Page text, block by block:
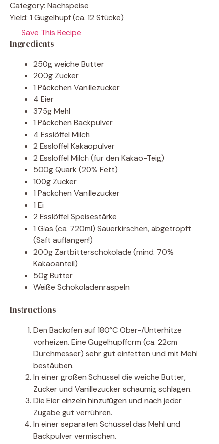
Category: Nachspeise
Yield: 1 Gugelhupf (ca. 12 Stücke)
Save This Recipe
Ingredients
250g weiche Butter
200g Zucker
1 Päckchen Vanillezucker
4 Eier
375g Mehl
1 Päckchen Backpulver
4 Esslöffel Milch
2 Esslöffel Kakaopulver
2 Esslöffel Milch (für den Kakao-Teig)
500g Quark (20% Fett)
100g Zucker
1 Päckchen Vanillezucker
1 Ei
2 Esslöffel Speisestärke
1 Glas (ca. 720ml) Sauerkirschen, abgetropft
(Saft auffangen!)
200g Zartbitterschokolade (mind. 70%
Kakaoanteil)
50g Butter
Weiße Schokoladenraspeln
Instructions
Den Backofen auf 180°C Ober-/Unterhitze
vorheizen. Eine Gugelhupfform (ca. 22cm
Durchmesser) sehr gut einfetten und mit Mehl
bestäuben.
In einer großen Schüssel die weiche Butter,
Zucker und Vanillezucker schaumig schlagen.
Die Eier einzeln hinzufügen und nach jeder
Zugabe gut verrühren.
In einer separaten Schüssel das Mehl und
Backpulver vermischen.